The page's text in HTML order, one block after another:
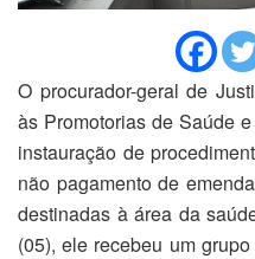
O procurador-geral de
às Promotorias de Saúde
instauração de
não pagamento de
destinadas à área da
(05), ele recebeu um